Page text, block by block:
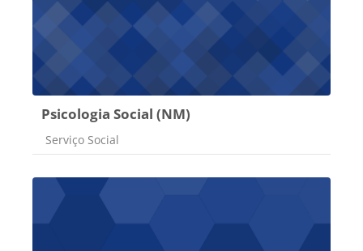
Psicologia Social (NM)
Categoria do curso
Serviço Social